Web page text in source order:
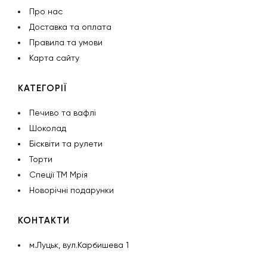
Про нас
Доставка та оплата
Правила та умови
Карта сайту
КАТЕГОРІЇ
Печиво та вафлі
Шоколад
Бісквіти та рулети
Торти
Спеції ТМ Мрія
Новорічні подарунки
КОНТАКТИ
м.Луцьк, вул.Карбишева 1